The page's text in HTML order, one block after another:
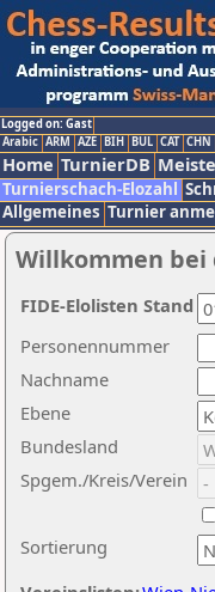
Logged on: Gast
Arabic ARM AZE BIH BUL CAT CHN
Home TurnierDB
Turnierschach-Elozahl
Allgemeines Turnier
Willkommen bei
Nachname
Ebene
Sortierung
Personennummer
Bundesland
Spgem./Kreis/Verein
FIDE-Elolisten Stand